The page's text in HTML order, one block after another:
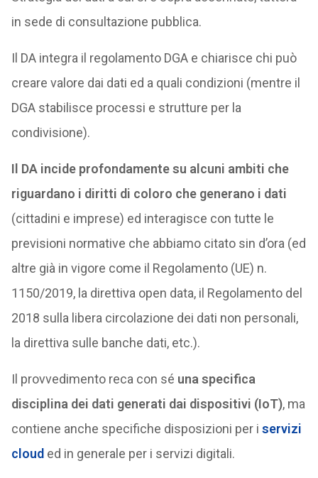
in sede di consultazione pubblica.
Il DA integra il regolamento DGA e chiarisce chi può
creare valore dai dati ed a quali condizioni (mentre il
DGA stabilisce processi e strutture per la
condivisione).
Il DA incide profondamente su alcuni ambiti che
riguardano i diritti di coloro che generano i dati
(cittadini e imprese) ed interagisce con tutte le
previsioni normative che abbiamo citato sin d’ora (ed
altre già in vigore come il Regolamento (UE) n.
1150/2019, la direttiva open data, il Regolamento del
2018 sulla libera circolazione dei dati non personali,
la direttiva sulle banche dati, etc.).
Il provvedimento reca con sé una specifica
disciplina dei dati generati dai dispositivi (IoT), ma
contiene anche specifiche disposizioni per i servizi
cloud ed in generale per i servizi digitali.